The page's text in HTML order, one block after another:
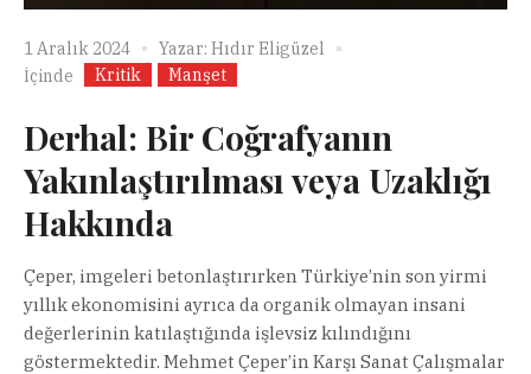
1 Aralık 2024 Yazar: Hıdır Eligüzel
İçinde
Kritik Manşet
Derhal: Bir Coğrafyanın
Yakınlaştırılması veya Uzaklığı
Hakkında
Çeper, imgeleri betonlaştırırken Türkiye’nin son yirmi
yıllık ekonomisini ayrıca da organik olmayan insani
değerlerinin katılaştığında işlevsiz kılındığını
göstermektedir. Mehmet Çeper’in Karşı Sanat Çalışmalar